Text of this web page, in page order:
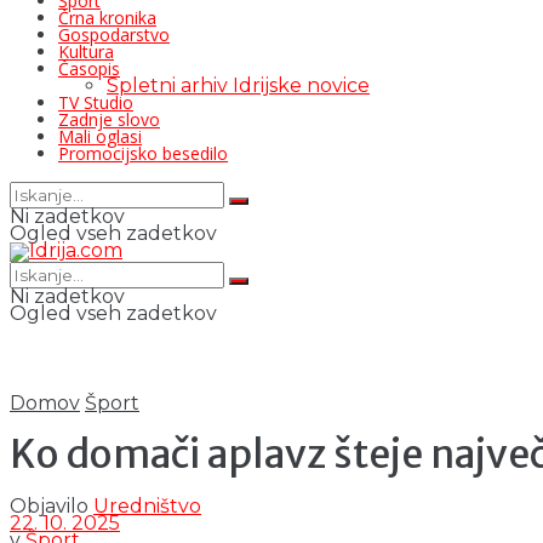
Črna kronika
Gospodarstvo
Kultura
Časopis
Spletni arhiv Idrijske novice
TV Studio
Zadnje slovo
Mali oglasi
Promocijsko besedilo
Ni zadetkov
Ogled vseh zadetkov
Ni zadetkov
Ogled vseh zadetkov
Domov Šport
Ko domači aplavz šteje
Objavilo Uredništvo
22. 10. 2025